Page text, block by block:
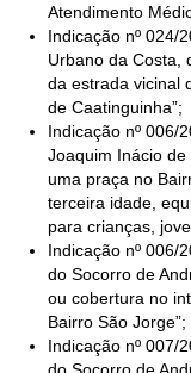
Atendimento
Indicação nº 024/
Urbano da Costa,
da estrada vicinal
de Caatinguinha”;
Indicação nº 006/
Joaquim Inácio
uma praça no
terceira idade,
para crianças,
Indicação nº 006/
do Socorro de
ou cobertura no
Bairro São Jorge”;
Indicação nº 007/